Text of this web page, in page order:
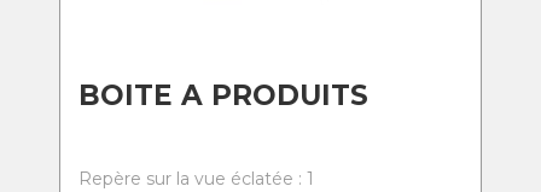
BOITE A PRODUITS
Repère sur la vue éclatée : 1